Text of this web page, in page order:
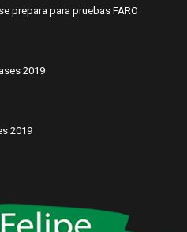
prepara para pruebas FARO
2019
2019